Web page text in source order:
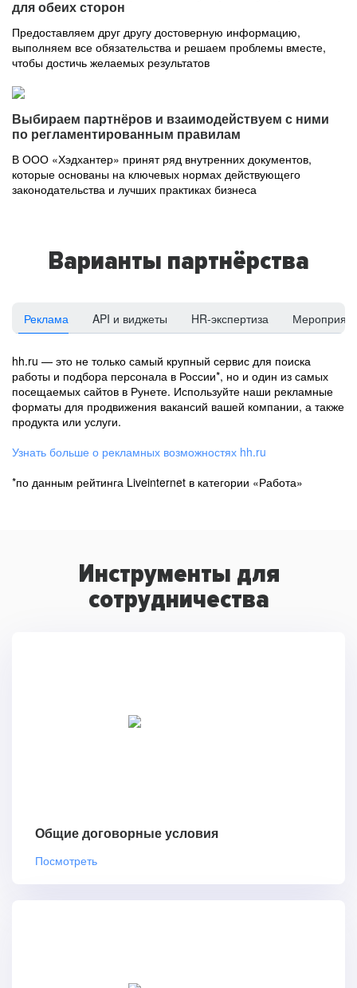
для обеих сторон
Предоставляем друг другу достоверную информацию,
выполняем все обязательства и решаем проблемы вместе,
чтобы достичь желаемых результатов
Выбираем партнёров и взаимодействуем с ними
по регламентированным правилам
В ООО «Хэдхантер» принят ряд внутренних документов,
которые основаны на ключевых нормах действующего
законодательства и лучших практиках бизнеса
Варианты партнёрства
Реклама API и виджеты HR-экспертиза
hh.ru — это не только самый крупный сервис для поиска
работы и подбора персонала в России*, но и один из самых
посещаемых сайтов в Рунете. Используйте наши рекламные
форматы для продвижения вакансий вашей компании, а также
продукта или услуги.
Узнать больше о рекламных возможностях hh.ru
*по данным рейтинга Liveinternet в категории «Работа»
Инструменты для
сотрудничества
Общие договорные условия
Посмотреть